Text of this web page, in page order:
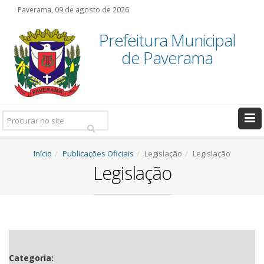
Paverama, 09 de agosto de 2026
Prefeitura Municipal
de Paverama
Pesquisar:
Início Publicações Oficiais Legislação Legislação
Legislação
Categoria: